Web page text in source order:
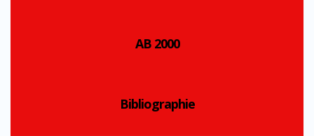
AB 2000
Bibliographie